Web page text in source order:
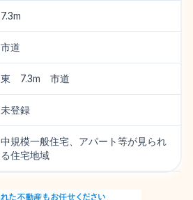
7.3m
市道
東 7.3m 市道
未登録
中規模一般住宅、アパート等が見られ
る住宅地域